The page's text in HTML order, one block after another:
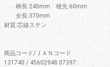
柄長:240mm 穂先:60mm
全長:370mm
材質:芯線ステン
商品コード/ＪＡＮコード
131740 / 45602948 07397